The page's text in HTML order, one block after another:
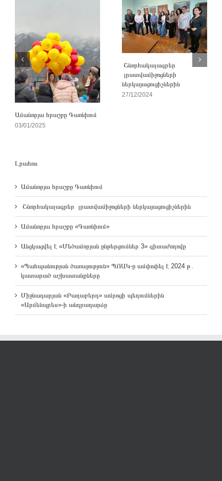
Ամանորյա հրաշքը Գառնիում
03/01/2025
Շնորհակալագրեր
լրատվամիջոցների
ներկայացուցիչներին
27/12/2024
Լրահոս
Ամանորյա հրաշքը Գառնիում
Շնորհակալագրեր լրատվամիջոցների ներկայացուցիչներին
Ամանորյա հրաշքը «Գառնիում»
Անցկացվել է «Մեծամորյան ընթերցումներ 3» գիտաժողովը
«Պահպանության ծառայություն» ՊՈԱԿ-ը ամփոփել է 2024 թ․
կատարած աշխատանքները
Միջնադարյան «Բաղաբերդ» ամրոցի պեղումներին
«Արմենպրես»-ի անդրադարձը